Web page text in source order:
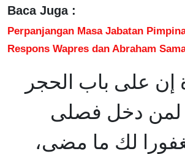
Baca Juga :
Perpanjangan Masa Jabatan
Respons Wapres dan Abraham
إن على باب الحجر
لمن دخل فصلى
لك ما مضى،